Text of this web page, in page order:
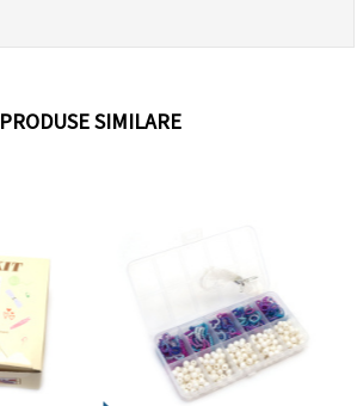
PRODUSE SIMILARE